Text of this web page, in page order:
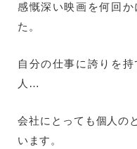
感慨深い映画を何回
た。
自分の仕事に誇りを
人…
会社にとっても個人の
います。